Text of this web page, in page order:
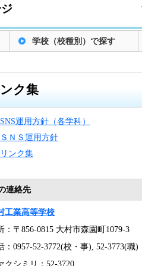
学校（校種別）で探す
ク集
SNS運用方針（各学科）
ＳＮＳ運用方針
リンク集
連絡先
工業高等学校
：〒856-0815 大村市森園町1079-3
：0957-52-3772(校・事), 52-3773(職)
クシミリ：52-3720